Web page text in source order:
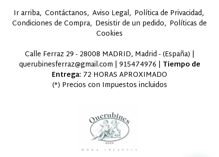
Ir arriba Contáctanos Aviso Legal Política de Privacidad
Condiciones de Compra Desistir de un pedido Políticas de
Cookies
Calle Ferraz 29 - 28008 MADRID, Madrid - (España) |
querubinesferraz@gmail.com | 915474976 | Tiempo de
Entrega: 72 HORAS APROXIMADO
(*) Precios con Impuestos incluidos